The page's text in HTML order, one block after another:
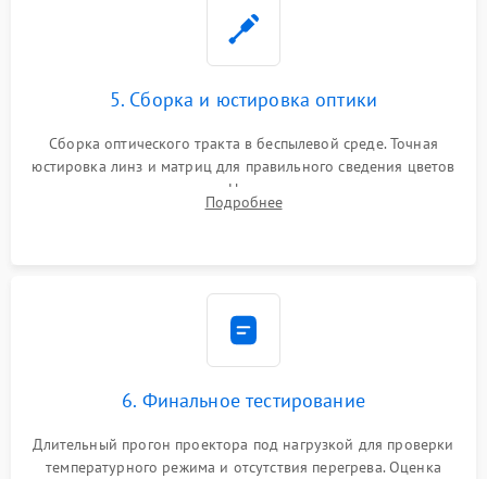
5. Сборка и юстировка оптики
Сборка оптического тракта в беспылевой среде. Точная
юстировка линз и матриц для правильного сведения цветов
и устранения размытия. Надежное подключение всех
шлейфов, установка датчиков и закрытие корпуса
Подробнее
6. Финальное тестирование
Длительный прогон проектора под нагрузкой для проверки
температурного режима и отсутствия перегрева. Оценка